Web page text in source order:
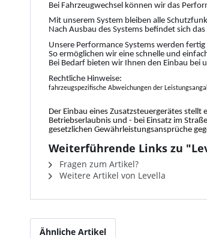
Bei Fahrzeugwechsel können wir das
Mit unserem System bleiben alle
Nach Ausbau des Systems befindet sich
Unsere Performance Systems werden
So ermöglichen wir eine schnelle und
Bei Bedarf bieten wir Ihnen den Einbau bei
Rechtliche Hinweise:
fahrzeugspezifische Abweichungen der
Der Einbau eines Zusatzsteuergerätes
Betriebserlaubnis und - bei Einsatz im
gesetzlichen Gewährleistungsansprüche
Weiterführende Links zu
Fragen zum Artikel?
Weitere Artikel von Levella
Ähnliche Artikel